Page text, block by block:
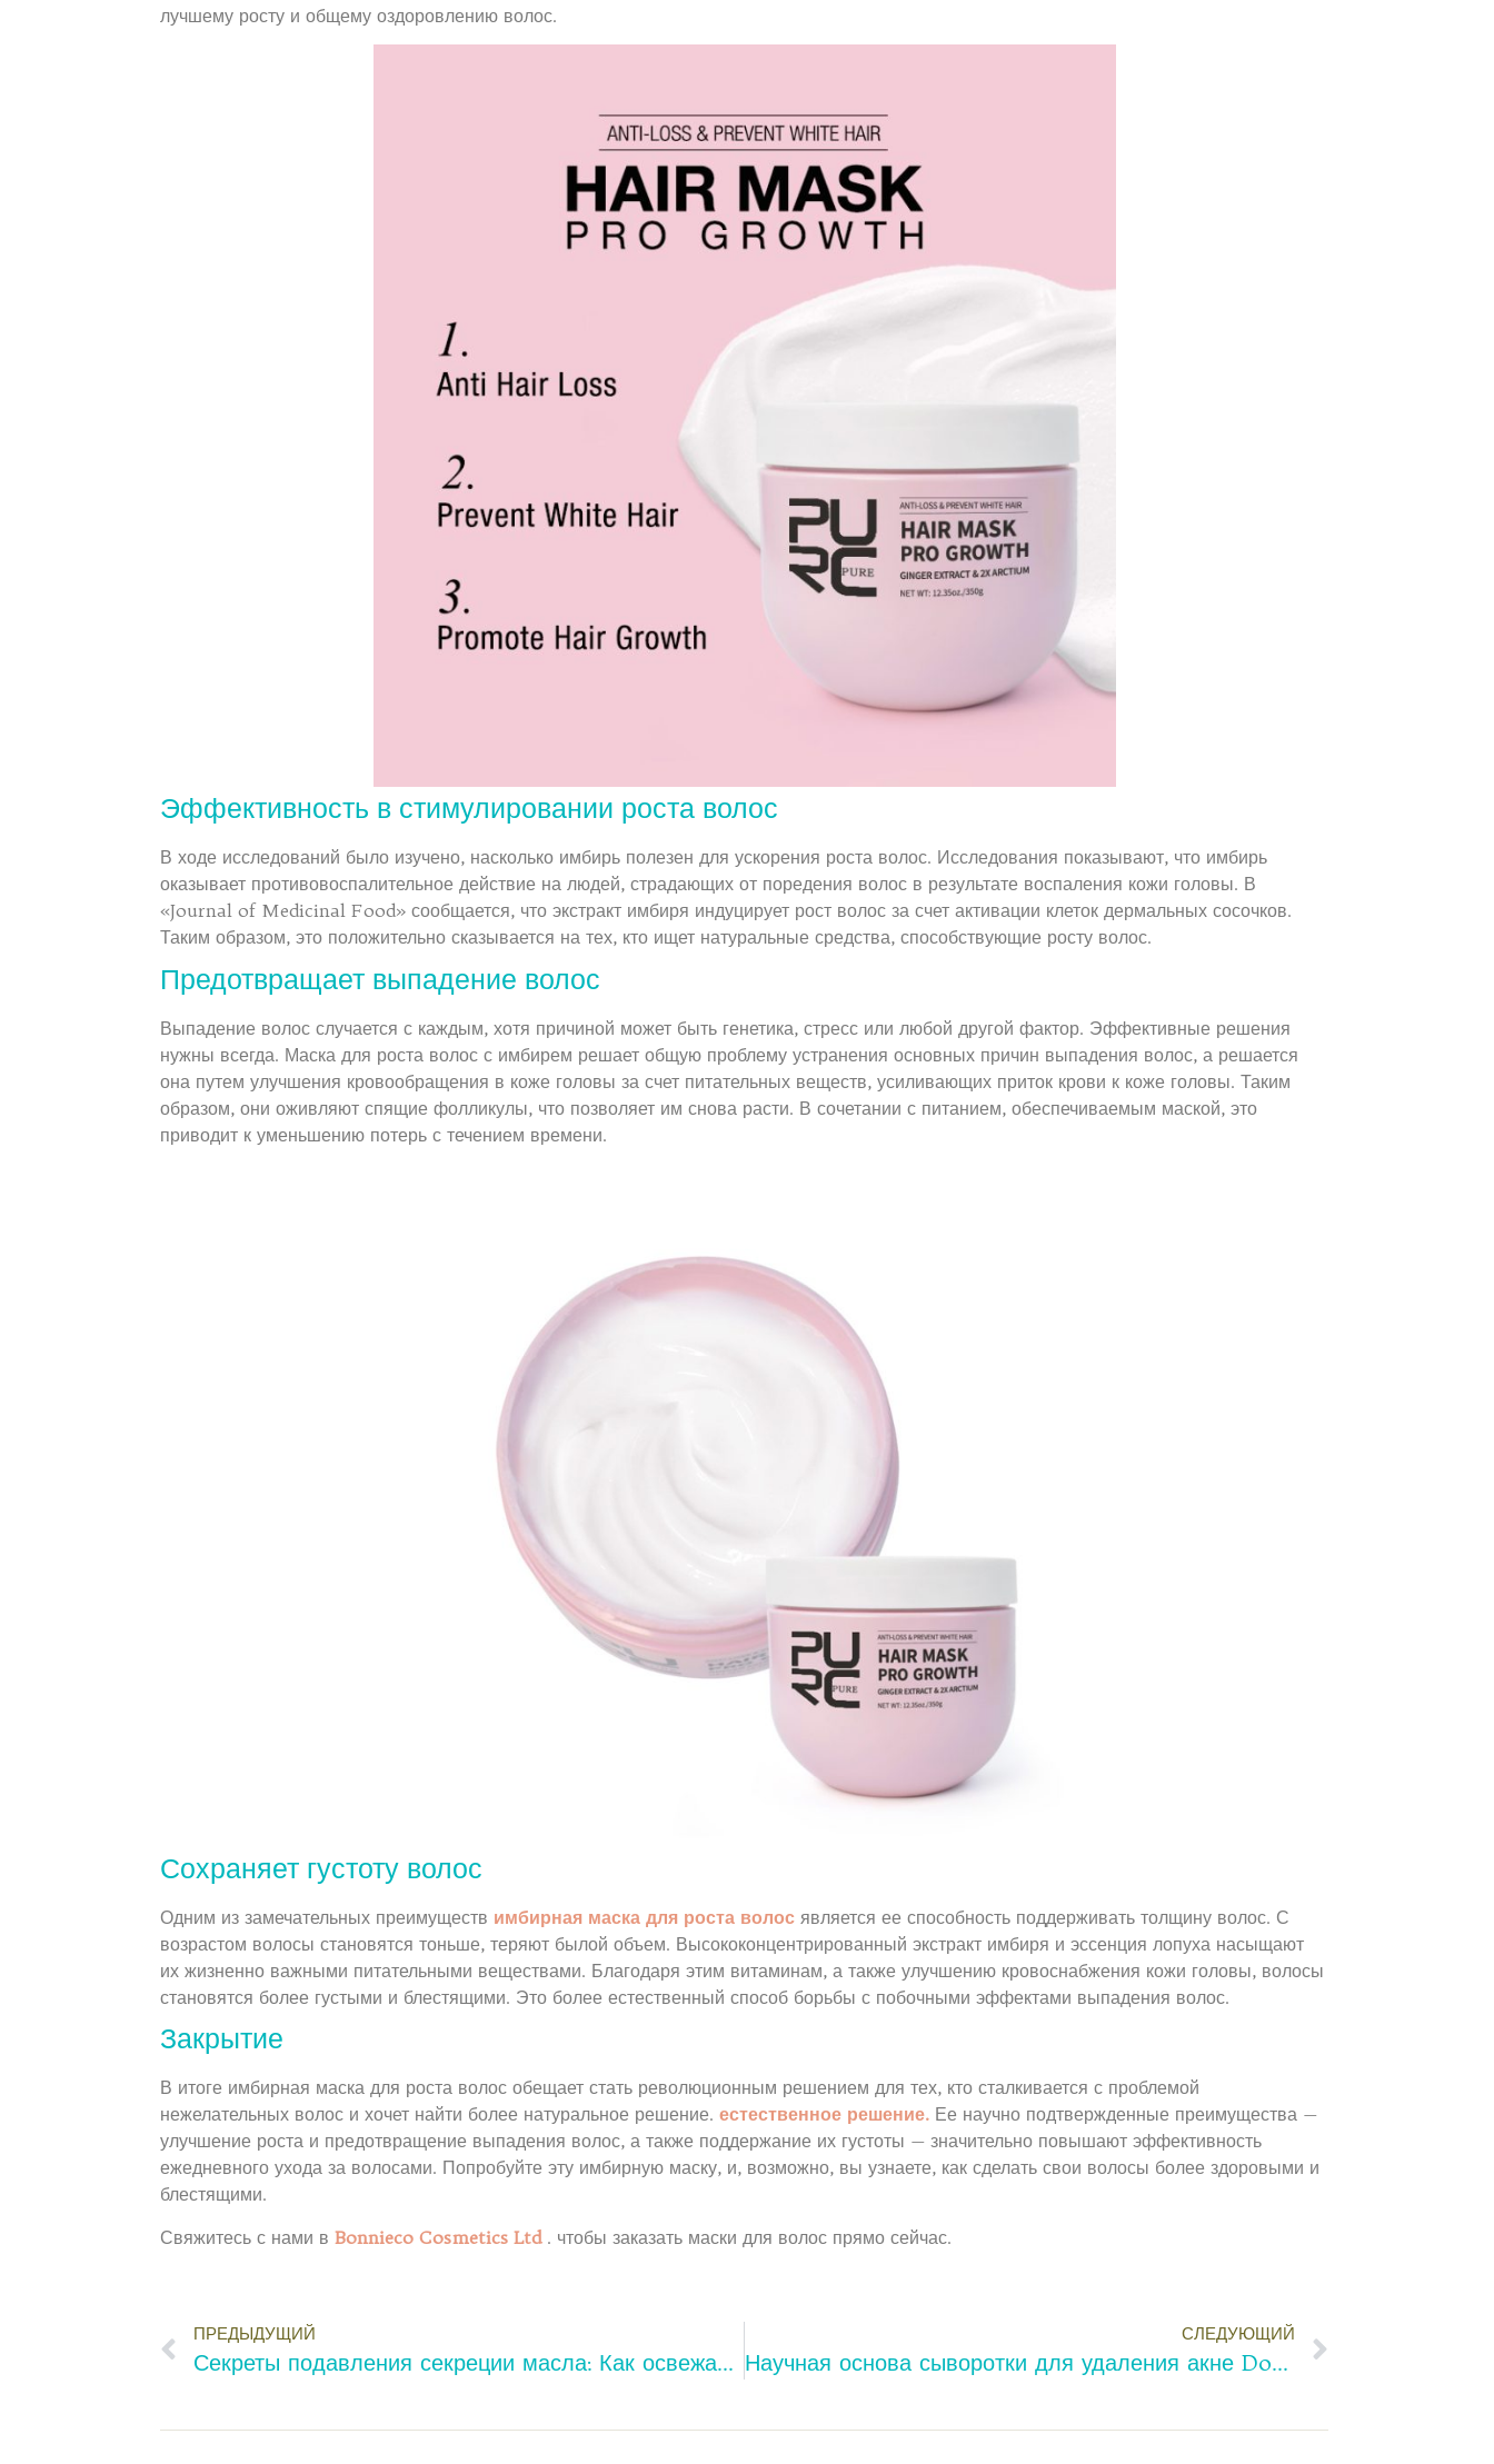
лучшему росту и общему оздоровлению волос.
Эффективность в стимулировании роста волос
В ходе исследований было изучено, насколько имбирь полезен для ускорения роста волос. Исследования показывают, что имбирь
оказывает противовоспалительное действие на людей, страдающих от поредения волос в результате воспаления кожи головы. В
«Journal of Medicinal Food» сообщается, что экстракт имбиря индуцирует рост волос за счет активации клеток дермальных сосочков.
Таким образом, это положительно сказывается на тех, кто ищет натуральные средства, способствующие росту волос.
Предотвращает выпадение волос
Выпадение волос случается с каждым, хотя причиной может быть генетика, стресс или любой другой фактор. Эффективные решения
нужны всегда. Маска для роста волос с имбирем решает общую проблему устранения основных причин выпадения волос, а решается
она путем улучшения кровообращения в коже головы за счет питательных веществ, усиливающих приток крови к коже головы. Таким
образом, они оживляют спящие фолликулы, что позволяет им снова расти. В сочетании с питанием, обеспечиваемым маской, это
приводит к уменьшению потерь с течением времени.
Сохраняет густоту волос
Одним из замечательных преимуществ имбирная маска для роста волос является ее способность поддерживать толщину волос. С
возрастом волосы становятся тоньше, теряют былой объем. Высококонцентрированный экстракт имбиря и эссенция лопуха насыщают
их жизненно важными питательными веществами. Благодаря этим витаминам, а также улучшению кровоснабжения кожи головы, волосы
становятся более густыми и блестящими. Это более естественный способ борьбы с побочными эффектами выпадения волос.
Закрытие
В итоге имбирная маска для роста волос обещает стать революционным решением для тех, кто сталкивается с проблемой
нежелательных волос и хочет найти более натуральное решение.естественное решение. Ее научно подтвержденные преимущества —
улучшение роста и предотвращение выпадения волос, а также поддержание их густоты — значительно повышают эффективность
ежедневного ухода за волосами. Попробуйте эту имбирную маску, и, возможно, вы узнаете, как сделать свои волосы более здоровыми и
блестящими.
Свяжитесь с нами вBonnieco Cosmetics Ltd . чтобы заказать маски для волос прямо сейчас.
ПРЕДЫДУЩИЙ
Секреты подавления секреции масла: Как освежающий тоник на основе чайного дерева помогает справиться с акне
СЛЕДУЮЩИЙ
Научная основа сыворотки для удаления акне Double Effect